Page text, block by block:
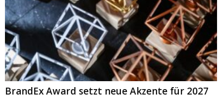
BrandEx Award setzt neue Akzente für 2027